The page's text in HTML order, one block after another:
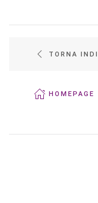
TORNA
HOMEPAGE